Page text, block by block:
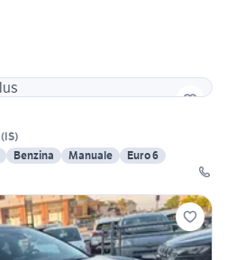
(IS)
Benzina Manuale
Euro 6